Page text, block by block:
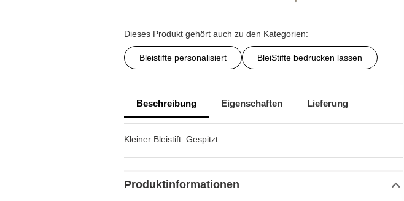
Dieses Produkt gehört auch zu den Kategorien:
Bleistifte personalisiert BleiStifte bedrucken lassen
Beschreibung Eigenschaften Lieferung
Kleiner Bleistift. Gespitzt.
Produktinformationen